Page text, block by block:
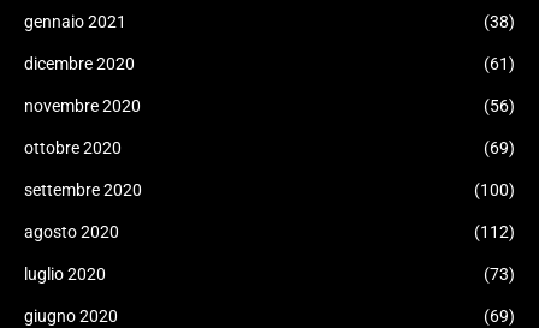
gennaio 2021 (38)
dicembre 2020 (61)
novembre 2020 (56)
ottobre 2020 (69)
settembre 2020 (100)
agosto 2020 (112)
luglio 2020 (73)
giugno 2020 (69)